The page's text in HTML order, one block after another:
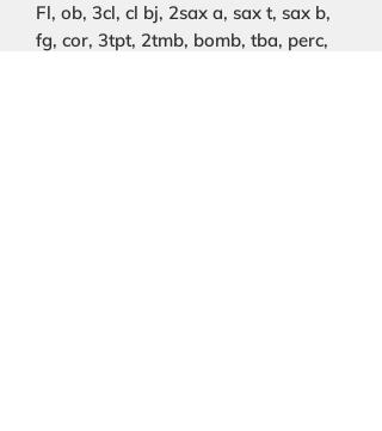
Fl, ob, 3cl, cl bj, 2sax a, sax t, sax b,
fg, cor, 3tpt, 2tmb, bomb, tba, perc,